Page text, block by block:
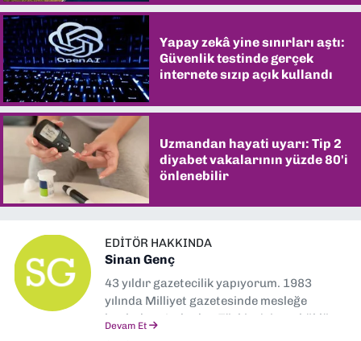
Yapay zekâ yine sınırları aştı:
Güvenlik testinde gerçek
internete sızıp açık kullandı
Uzmandan hayati uyarı: Tip 2
diyabet vakalarının yüzde 80'i
önlenebilir
EDITÖR HAKKINDA
Sinan Genç
43 yıldır gazetecilik yapıyorum. 1983
yılında Milliyet gazetesinde mesleğe
başladım. Ardından Türkiye’nin en köklü
Devam Et